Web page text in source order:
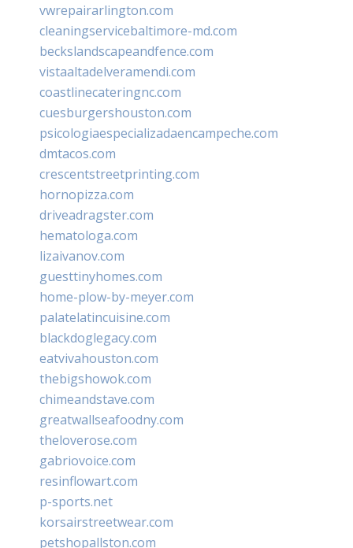
vwrepairarlington.com
cleaningservicebaltimore-md.com
beckslandscapeandfence.com
vistaaltadelveramendi.com
coastlinecateringnc.com
cuesburgershouston.com
psicologiaespecializadaencampeche.com
dmtacos.com
crescentstreetprinting.com
hornopizza.com
driveadragster.com
hematologa.com
lizaivanov.com
guesttinyhomes.com
home-plow-by-meyer.com
palatelatincuisine.com
blackdoglegacy.com
eatvivahouston.com
thebigshowok.com
chimeandstave.com
greatwallseafoodny.com
theloverose.com
gabriovoice.com
resinflowart.com
p-sports.net
korsairstreetwear.com
petshopallston.com